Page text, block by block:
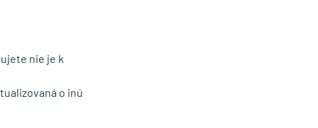
nie je k
o inú